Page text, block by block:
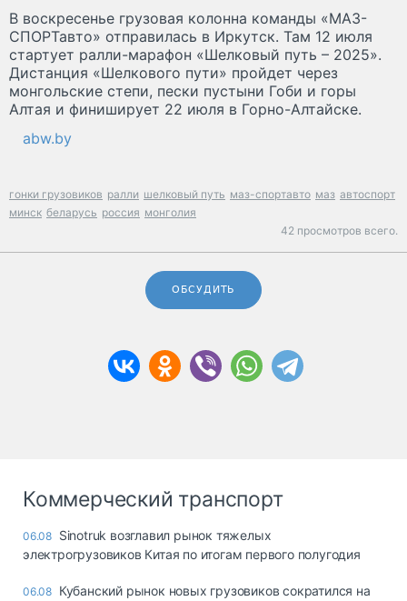
В воскресенье грузовая колонна команды «МАЗ-
СПОРТавто» отправилась в Иркутск. Там 12 июля
стартует ралли-марафон «Шелковый путь – 2025».
Дистанция «Шелкового пути» пройдет через
монгольские степи, пески пустыни Гоби и горы
Алтая и финиширует 22 июля в Горно-Алтайске.
abw.by
гонки грузовиков ралли шелковый путь маз-спортавто маз автоспорт
минск беларусь россия монголия
42 просмотров всего.
ОБСУДИТЬ
Коммерческий транспорт
06.08 Sinotruk возглавил рынок тяжелых
электрогрузовиков Китая по итогам первого полугодия
06.08 Кубанский рынок новых грузовиков сократился на